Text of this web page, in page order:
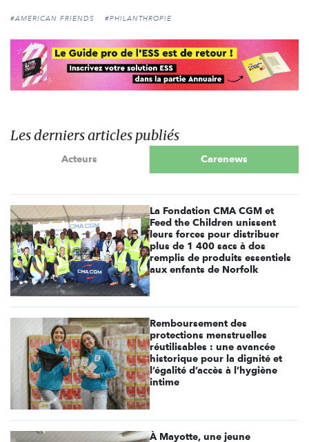
#AMERICAN FRIENDS #PHILANTHROPIE
Les derniers articles publiés
Acteurs Carenews
La Fondation CMA CGM et
Feed the Children unissent
leurs forces pour distribuer
plus de 1 400 sacs à dos
remplis de produits essentiels
aux enfants de Norfolk
Remboursement des
protections menstruelles
réutilisables : une avancée
historique pour la dignité et
l’égalité d’accès à l’hygiène
intime
À Mayotte, une jeune